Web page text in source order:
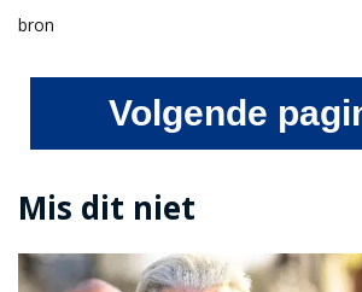
bron
Volgende
Mis dit niet